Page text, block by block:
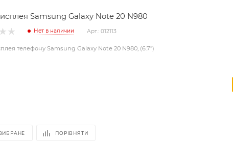
Samsung Galaxy Note 20 N980
Нет в наличии Арт.: 012113
телефону Samsung Galaxy Note 20 N980, (6.7")
ПОРІВНЯТИ